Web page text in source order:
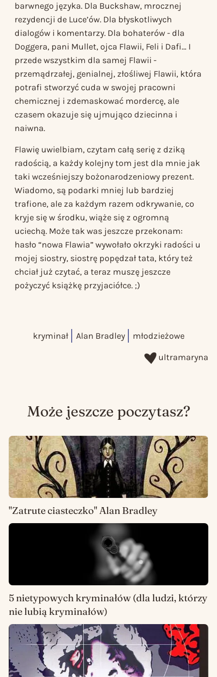
barwnego języka. Dla Buckshaw, mrocznej
rezydencji de Luce’ów. Dla błyskotliwych
dialogów i komentarzy. Dla bohaterów - dla
Doggera, pani Mullet, ojca Flawii, Feli i Dafi… I
przede wszystkim dla samej Flawii -
przemądrzałej, genialnej, złośliwej Flawii, która
potrafi stworzyć cuda w swojej pracowni
chemicznej i zdemaskować mordercę, ale
czasem okazuje się ujmująco dziecinna i
naiwna.
Flawię uwielbiam, czytam całą serię z dziką
radością, a każdy kolejny tom jest dla mnie jak
taki wcześniejszy bożonarodzeniowy prezent.
Wiadomo, są podarki mniej lub bardziej
trafione, ale za każdym razem odkrywanie, co
kryje się w środku, wiąże się z ogromną
uciechą. Może tak was jeszcze przekonam:
hasło “nowa Flawia” wywołało okrzyki radości u
mojej siostry, siostrę popędzał tata, który też
chciał już czytać, a teraz muszę jeszcze
pożyczyć książkę przyjaciółce. ;)
kryminał Alan Bradley
młodzieżowe
ultramaryna
Może jeszcze poczytasz?
"Zatrute ciasteczko" Alan Bradley
5 nietypowych kryminałów (dla ludzi, którzy
nie lubią kryminałów)